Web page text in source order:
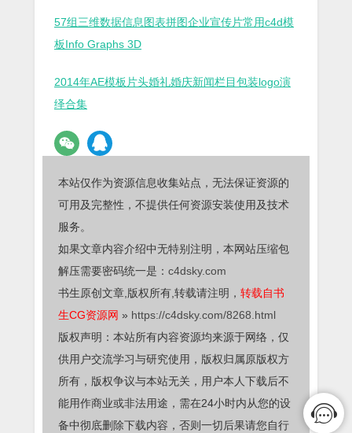
57组三维数据信息图表拼图企业宣传片常用c4d模
板Info Graphs 3D
2014年AE模板片头婚礼婚庆新闻栏目包装logo演
绎合集
本站仅作为资源信息收集站点，无法保证资源的
可用及完整性，不提供任何资源安装使用及技术
服务。
如果文章内容介绍中无特别注明，本网站压缩包
解压需要密码统一是： c4dsky.com
书生原创文章,版权所有,转载请注明， 转载自书
生CG资源网 » https://c4dsky.com/8268.html
版权声明：本站所有内容资源均来源于网络，仅
供用户交流学习与研究使用，版权归属原版权方
所有，版权争议与本站无关，用户本人下载后不
能用作商业或非法用途，需在24小时内从您的设
备中彻底删除下载内容，否则一切后果请您自行